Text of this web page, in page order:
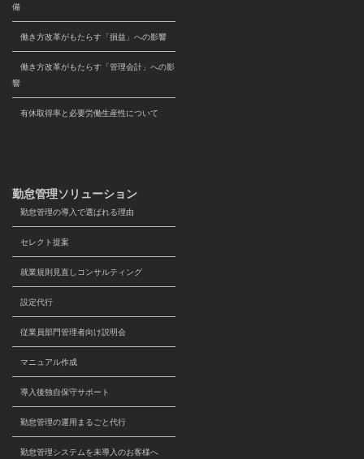
備
働き方改革がもたらす「損益」への影響
働き方改革がもたらす「管理会計」への影
響
有休取得率と必要労働生産性について
勤怠管理ソリューション
勤怠管理の導入で選ばれる理由
セレクト提案
就業規則見直しコンサルティング
設定代行
従業員部門管理者向け説明会
マニュアル作成
導入後独自保守サポート
勤怠管理の運用まるごと代行
勤怠管理システムを未導入のお客様へ